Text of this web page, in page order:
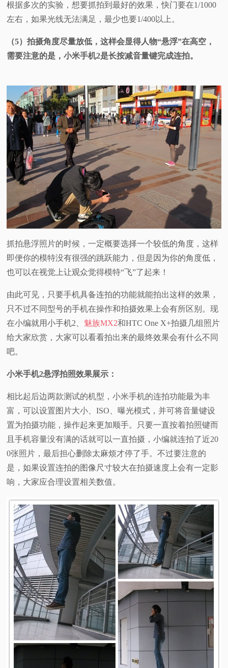
根据多次的实验，想要抓拍到最好的效果，快门要在1/1000
左右，如果光线无法满足，最少也要1/400以上。
（5）拍摄角度尽量放低，这样会显得人物“悬浮”在高空，
需要注意的是，小米手机2是长按减音量键完成连拍。
抓拍悬浮照片的时候，一定概要选择一个较低的角度，这样
即便你的模特没有很强的跳跃能力，但是因为你的角度低，
也可以在视觉上让观众觉得模特“飞”了起来！
由此可见，只要手机具备连拍的功能就能拍出这样的效果，
只不过不同型号的手机在操作和拍摄效果上会有所区别。现
在小编就用小手机2、 魅族MX2和HTC One X+拍摄几组照片
给大家欣赏，大家可以看看拍出来的最终效果会有什么不同
吧。
小米手机2悬浮拍照效果展示：
相比起后边两款测试的机型，小米手机的连拍功能最为丰
富，可以设置图片大小、ISO、曝光模式，并可将音量键设
置为拍摄功能，操作起来更加顺手。只要一直按着拍照键而
且手机容量没有满的话就可以一直拍摄，小编就连拍了近20
0张照片，最后担心删除太麻烦才停了手。不过要注意的
是，如果设置连拍的图像尺寸较大在拍摄速度上会有一定影
响，大家应合理设置相关数值。